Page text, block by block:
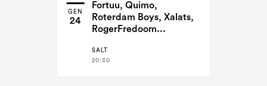
GEN
24
Fortuu, Quimo,
Roterdam Boys, Xalats,
RogerFredoom...
SALT
20:30